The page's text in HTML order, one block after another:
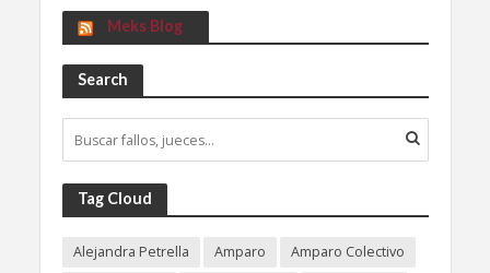
Meks Blog
Search
Tag Cloud
Alejandra Petrella Amparo
Amparo Colectivo